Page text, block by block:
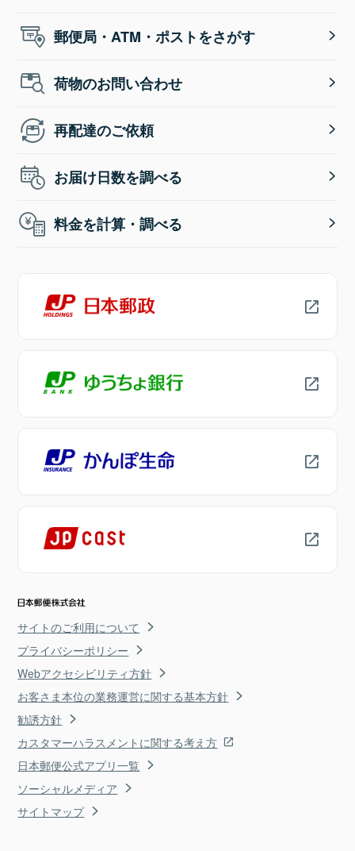
郵便局・ATM・ポストをさがす
荷物のお問い合わせ
再配達のご依頼
お届け日数を調べる
料金を計算・調べる
サイトのご利用について
プライバシーポリシー
Webアクセシビリティ方針
お客さま本位の業務運営に関する基本方針
勧誘方針
カスタマーハラスメントに関する考え方
日本郵便公式アプリ一覧
ソーシャルメディア
サイトマップ